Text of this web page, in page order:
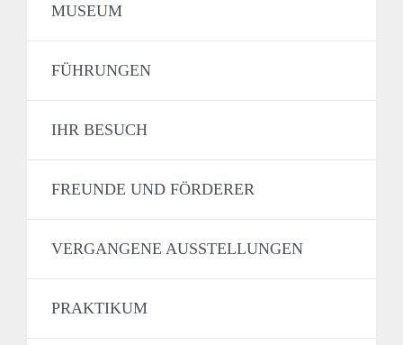
MUSEUM
FÜHRUNGEN
IHR BESUCH
FREUNDE UND FÖRDERER
VERGANGENE AUSSTELLUNGEN
PRAKTIKUM